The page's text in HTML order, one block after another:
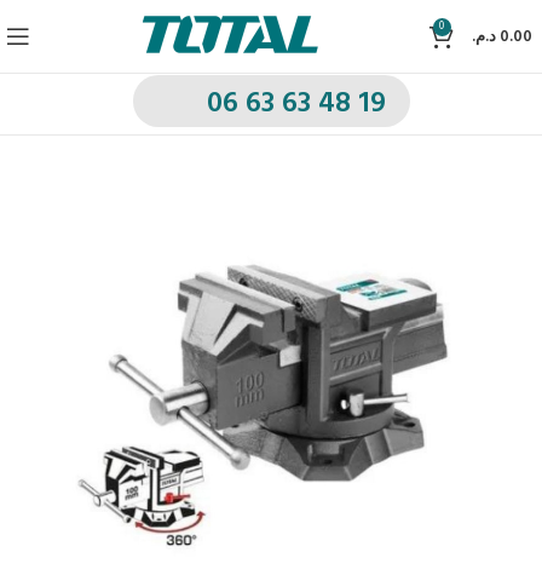
0 0.00د.م.
06 63 63 48 19